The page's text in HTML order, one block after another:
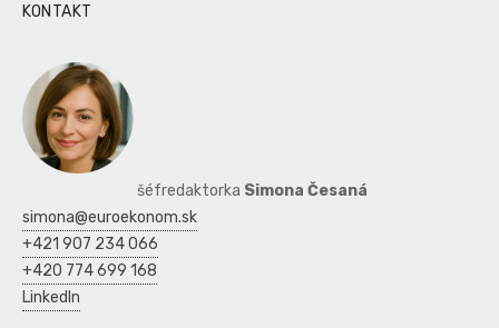
KONTAKT
šéfredaktorka Simona Česaná
simona@euroekonom.sk
+421 907 234 066
+420 774 699 168
LinkedIn